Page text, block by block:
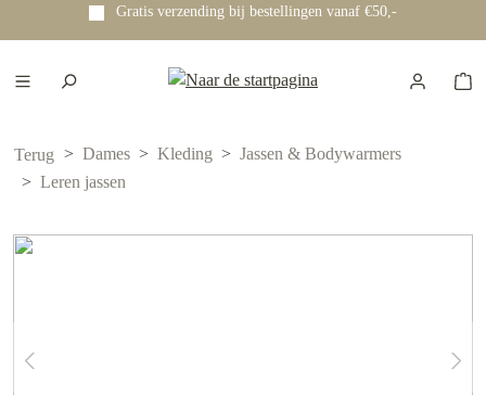
hoofdinhoud
Gratis verzending bij bestellingen vanaf €50,-
Terug Dames Kleding
Jassen & Bodywarmers
Leren jassen